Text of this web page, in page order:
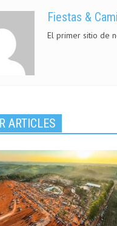
Fiestas &
El primer sitio de
ARTICLES